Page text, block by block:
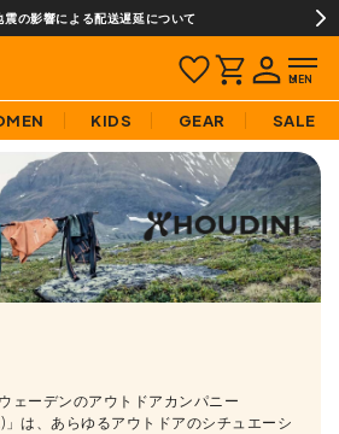
震の影響による配送遅延について
KIDS GEAR SALE
ェーデンのアウトドアカンパニー
」は、あらゆるアウトドアのシチュエーシ